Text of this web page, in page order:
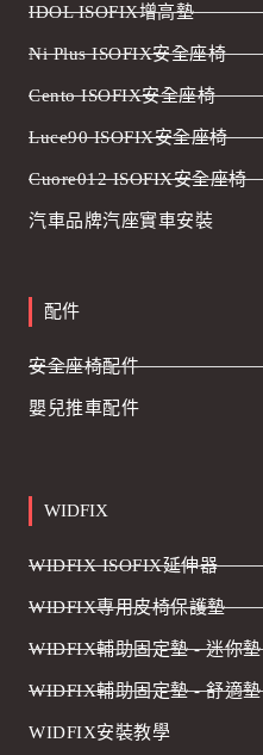
IDOL ISOFIX增高墊
Ni Plus ISOFIX安全座椅
Cento ISOFIX安全座椅
Luce90 ISOFIX安全座椅
Cuore012 ISOFIX安全座椅
汽車品牌汽座實車安裝
配件
安全座椅配件
嬰兒推車配件
WIDFIX
WIDFIX ISOFIX延伸器
WIDFIX專用皮椅保護墊
WIDFIX輔助固定墊 - 迷你墊
WIDFIX輔助固定墊 - 舒適墊
WIDFIX安裝教學